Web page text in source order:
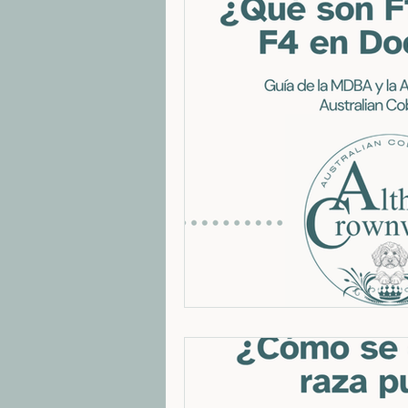
Raza Australian Cobberdog
Cobberdog para terapia prueba
Educación y ética en la cría
Historia: Labradoodle vs Cobberdog